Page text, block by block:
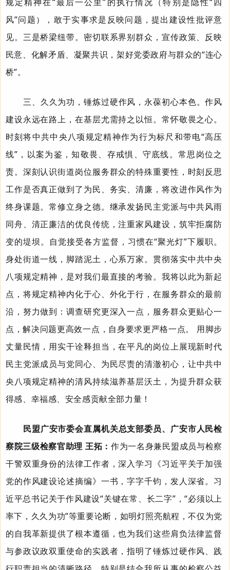
风”问题），敢于实事求是反映问题，提出建设性批评意
见。三是桥梁纽带。密切联系界别群众，宣传政策、反映
民意、化解矛盾、凝聚共识，架好党委政府与群众的“连心
桥”。
三、久久为功，锤炼过硬作风，永葆初心本色。作风
建设永远在路上，在基层尤需持之以恒。常怀敬畏之心。
时刻将中共中央八项规定精神作为行为标尺和带电“高压
线”，以案为鉴，知敬畏、存戒惧、守底线。常思岗位之
责。深刻认识街道岗位服务群众的特殊重要性，时刻反思
工作是否真正做到了为民、务实、清廉，将改进作风作为
终身课题。常修立身之德。继承发扬民主党派与中共风雨
同舟、清正廉洁的优良传统，注重家风建设，筑牢拒腐防
变的堤坝。自觉接受各方监督，习惯在“聚光灯”下履职。
身处街道一线，脚踏泥土，心系万家。贯彻落实中共中央
八项规定精神，是对我们最直接的考验。我将以此为新起
点，将规定精神内化于心、外化于行，在服务群众的最前
沿，努力做到：调查研究更深入一点，服务群众更贴心一
点，解决问题更高效一点，自身要求更严格一点。 用脚步
丈量民情，用实干诠释担当，在平凡的岗位上展现新时代
民主党派成员与党同心、为民尽责的清澈初心，让中共中
央八项规定精神的清风持续滋养基层沃土，为提升群众获
得感、幸福感、安全感贡献全部力量！
民盟广安市委会直属机关总支部委员、广安市人民检
察院三级检察官助理 王拓： 作为一名身兼民盟成员与检察
干警双重身份的法律工作者，深入学习《习近平关于加强
党的作风建设论述摘编》一书，字字千钧，发人深省。习
近平总书记关于作风建设“关键在常、长二字”，“必须以上
率下，久久为功”等重要论断，如明灯照亮航程，不仅为党
的自我革新提供了根本遵循，也为我们这些肩负法律监督
与参政议政双重使命的实践者，指明了锤炼过硬作风、践